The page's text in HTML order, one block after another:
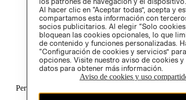
Perú (S/)
Al hacer clic en “Aceptar todas”, acepta y
compartamos esta información con
socios publicitarios. Al elegir “Solo cookies
bloquean las cookies opcionales, lo que
de contenido y funciones personalizadas.
“Configuración de cookies y servicios”
opciones. Visite nuestro aviso de cookies
datos para obtener más información.
Aviso de cookies y uso